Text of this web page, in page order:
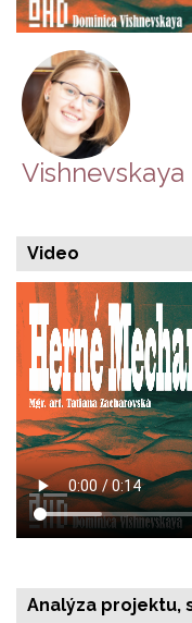
Video
Analýza projektu,